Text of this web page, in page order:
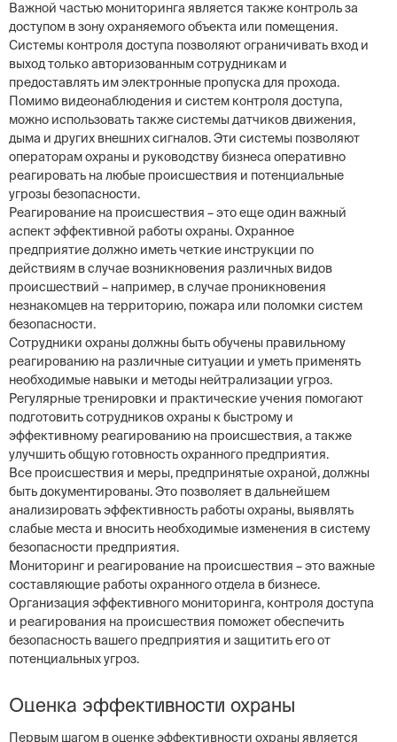
Важной частью мониторинга является также контроль за
доступом в зону охраняемого объекта или помещения.
Системы контроля доступа позволяют ограничивать вход и
выход только авторизованным сотрудникам и
предоставлять им электронные пропуска для прохода.
Помимо видеонаблюдения и систем контроля доступа,
можно использовать также системы датчиков движения,
дыма и других внешних сигналов. Эти системы позволяют
операторам охраны и руководству бизнеса оперативно
реагировать на любые происшествия и потенциальные
угрозы безопасности.
Реагирование на происшествия – это еще один важный
аспект эффективной работы охраны. Охранное
предприятие должно иметь четкие инструкции по
действиям в случае возникновения различных видов
происшествий – например, в случае проникновения
незнакомцев на территорию, пожара или поломки систем
безопасности.
Сотрудники охраны должны быть обучены правильному
реагированию на различные ситуации и уметь применять
необходимые навыки и методы нейтрализации угроз.
Регулярные тренировки и практические учения помогают
подготовить сотрудников охраны к быстрому и
эффективному реагированию на происшествия, а также
улучшить общую готовность охранного предприятия.
Все происшествия и меры, предпринятые охраной, должны
быть документированы. Это позволяет в дальнейшем
анализировать эффективность работы охраны, выявлять
слабые места и вносить необходимые изменения в систему
безопасности предприятия.
Мониторинг и реагирование на происшествия – это важные
составляющие работы охранного отдела в бизнесе.
Организация эффективного мониторинга, контроля доступа
и реагирования на происшествия поможет обеспечить
безопасность вашего предприятия и защитить его от
потенциальных угроз.
Оценка эффективности охраны
Первым шагом в оценке эффективности охраны является